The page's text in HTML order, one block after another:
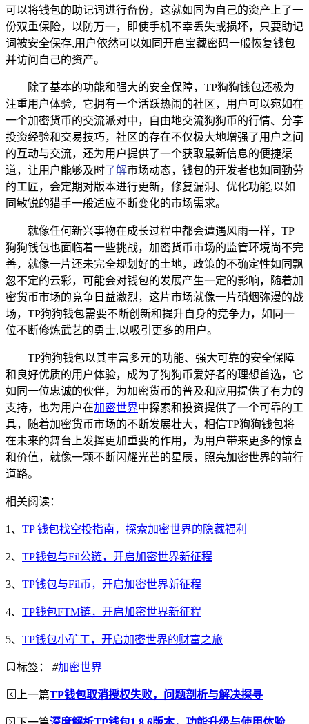
可以将钱包的助记词进行备份，这就如同为自己的资产上了一
份双重保险，以防万一，即使手机不幸丢失或损坏，只要助记
词被安全保存,用户依然可以如同开启宝藏密码一般恢复钱包
并访问自己的资产。
除了基本的功能和强大的安全保障，TP狗狗钱包还极为
注重用户体验，它拥有一个活跃热闹的社区，用户可以宛如在
一个加密货币的交流派对中，自由地交流狗狗币的行情、分享
投资经验和交易技巧，社区的存在不仅极大地增强了用户之间
的互动与交流，还为用户提供了一个获取最新信息的便捷渠
道，让用户能够及时了解市场动态，钱包的开发者也如同勤劳
的工匠，会定期对版本进行更新，修复漏洞、优化功能,以如
同敏锐的猎手一般适应不断变化的市场需求。
就像任何新兴事物在成长过程中都会遭遇风雨一样，TP
狗狗钱包也面临着一些挑战，加密货币市场的监管环境尚不完
善，就像一片还未完全规划好的土地，政策的不确定性如同飘
忽不定的云彩，可能会对钱包的发展产生一定的影响，随着加
密货币市场的竞争日益激烈，这片市场就像一片硝烟弥漫的战
场，TP狗狗钱包需要不断创新和提升自身的竞争力，如同一
位不断修炼武艺的勇士,以吸引更多的用户。
TP狗狗钱包以其丰富多元的功能、强大可靠的安全保障
和良好优质的用户体验，成为了狗狗币爱好者的理想首选，它
如同一位忠诚的伙伴，为加密货币的普及和应用提供了有力的
支持，也为用户在加密世界中探索和投资提供了一个可靠的工
具，随着加密货币市场的不断发展壮大，相信TP狗狗钱包将
在未来的舞台上发挥更加重要的作用，为用户带来更多的惊喜
和价值，就像一颗不断闪耀光芒的星辰，照亮加密世界的前行
道路。
相关阅读：
1、 TP 钱包找空投指南，探索加密世界的隐藏福利
2、 TP钱包与Fil公链，开启加密世界新征程
3、 TP钱包与Fil币，开启加密世界新征程
4、 TP钱包FTM链，开启加密世界新征程
5、 TP钱包小矿工，开启加密世界的财富之旅
标签： #加密世界
上一篇TP钱包取消授权失败，问题剖析与解决探寻